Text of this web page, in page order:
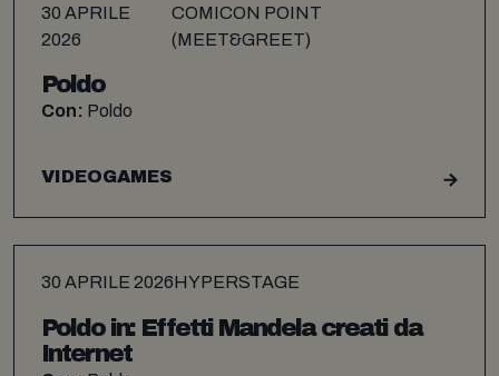
30 APRILE
2026
COMICON POINT
(MEET&GREET)
Poldo
Con: Poldo
VIDEOGAMES
30 APRILE 2026HYPERSTAGE
Poldo in: Effetti Mandela creati da
Internet